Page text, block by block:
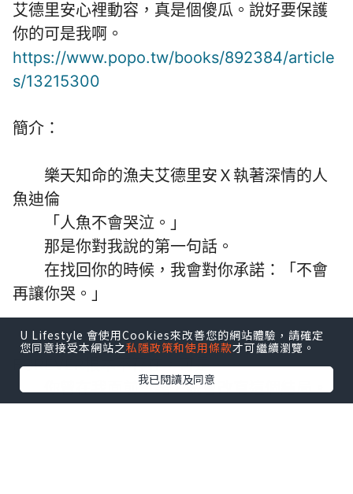
艾德里安心裡動容，真是個傻瓜。說好要保護
你的可是我啊。
https://www.popo.tw/books/892384/article
s/13215300
簡介：
樂天知命的漁夫艾德里安Ｘ執著深情的人
魚迪倫
「人魚不會哭泣。」
那是你對我說的第一句話。
在找回你的時候，我會對你承諾：「不會
再讓你哭。」
童話的結局其實並不美好，HAPPY
FOREVER根本不存在，可是⋯⋯
你曾在我面前承諾，說會改寫這個結局。
U Lifestyle 會使用Cookies來改善您的網站體驗，請確定
您同意接受本網站之私隱政策和使用條款才可繼續瀏覽。
我已閱讀及同意